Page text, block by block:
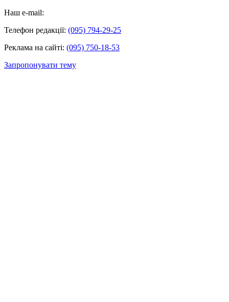
Наш e-mail:
Телефон редакції: (095) 794-29-25
Реклама на сайті: (095) 750-18-53
Запропонувати тему